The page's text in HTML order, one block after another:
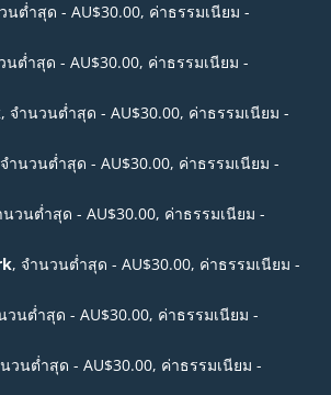
นต่ำสุด - AU$30.00, ค่าธรรมเนียม -
นต่ำสุด - AU$30.00, ค่าธรรมเนียม -
, จำนวนต่ำสุด - AU$30.00, ค่าธรรมเนียม -
ำนวนต่ำสุด - AU$30.00, ค่าธรรมเนียม -
นวนต่ำสุด - AU$30.00, ค่าธรรมเนียม -
, จำนวนต่ำสุด - AU$30.00, ค่าธรรมเนียม -
วนต่ำสุด - AU$30.00, ค่าธรรมเนียม -
วนต่ำสุด - AU$30.00, ค่าธรรมเนียม -